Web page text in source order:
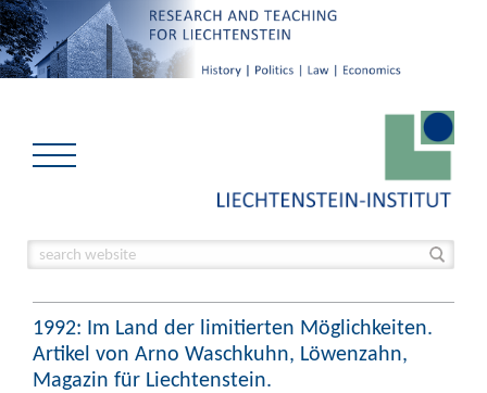
1992: Im Land der limitierten Möglichkeiten.
Artikel von Arno Waschkuhn, Löwenzahn,
Magazin für Liechtenstein.